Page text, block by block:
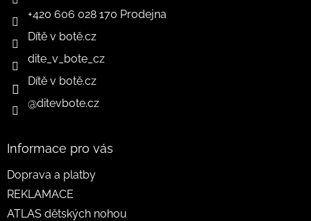
+420 606 028 170 Prodejna
Dítě v botě.cz
dite_v_bote_cz
Dítě v botě.cz
@ditevbote.cz
Informace pro vás
Doprava a platby
REKLAMACE
ATLAS dětských nohou